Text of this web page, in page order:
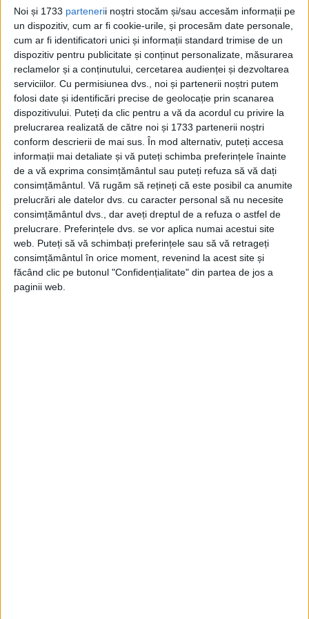
Noi și 1733 partenerii noștri stocăm și/sau accesăm informații pe
un dispozitiv, cum ar fi cookie-urile, și procesăm date personale,
cum ar fi identificatori unici și informații standard trimise de un
dispozitiv pentru publicitate și conținut personalizate, măsurarea
reclamelor și a conținutului, cercetarea audienței și dezvoltarea
serviciilor. Cu permisiunea dvs., noi și partenerii noștri putem
folosi date și identificări precise de geolocație prin scanarea
dispozitivului. Puteți da clic pentru a vă da acordul cu privire la
prelucrarea realizată de către noi și 1733 partenerii noștri
conform descrierii de mai sus. În mod alternativ, puteți accesa
informații mai detaliate și vă puteți schimba preferințele înainte
de a vă exprima consimțământul sau puteți refuza să vă dați
consimțământul. Vă rugăm să rețineți că este posibil ca anumite
prelucrări ale datelor dvs. cu caracter personal să nu necesite
consimțământul dvs., dar aveți dreptul de a refuza o astfel de
prelucrare. Preferințele dvs. se vor aplica numai acestui site
web. Puteți să vă schimbați preferințele sau să vă retrageți
consimțământul în orice moment, revenind la acest site și
făcând clic pe butonul "Confidențialitate" din partea de jos a
paginii web.
cunoştea suficient activitatea sa.
Înfuriat de acel răspuns, managerul a
început să strige şi a încercat să îl lovească.
Acela a fost momentul în care cei doi
cercetători au decis să plece.